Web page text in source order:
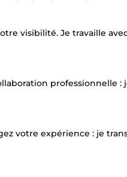
visibilité. Je travaille
professionnelle :
votre expérience : je